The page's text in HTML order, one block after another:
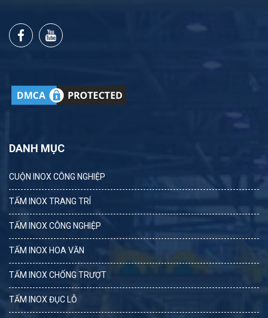
DANH MỤC
CUỘN INOX CÔNG NGHIỆP
TẤM INOX TRANG TRÍ
TẤM INOX CÔNG NGHIỆP
TẤM INOX HOA VĂN
TẤM INOX CHỐNG TRƯỢT
TẤM INOX ĐỤC LỖ